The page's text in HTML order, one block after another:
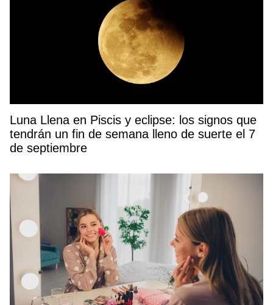
Luna Llena en Piscis y eclipse: los signos que
tendrán un fin de semana lleno de suerte el 7
de septiembre